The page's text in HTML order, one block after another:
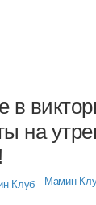
в
на
Мамин